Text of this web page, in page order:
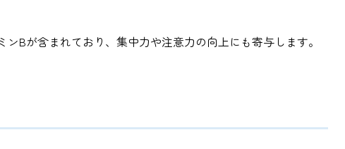
Bが含まれており、集中力や注意力の向上にも寄与します。